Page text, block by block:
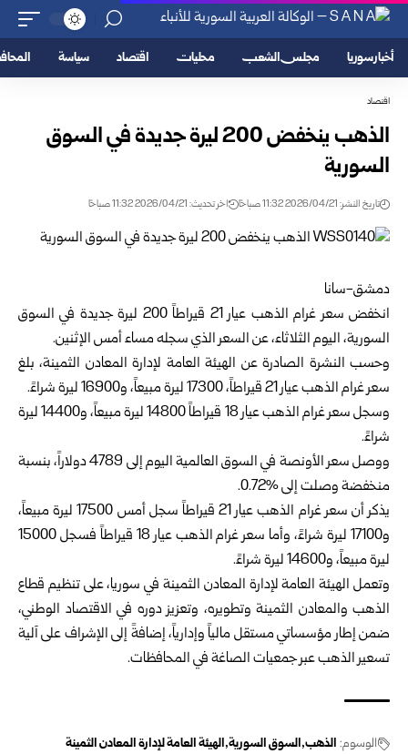
أخبار سوريا مجلس الشعب محليات اقتصاد سياسة
اقتصاد
الذهب ينخفض 200 ليرة جديدة في السوق
السورية
تاريخ النشر: 2026/04/21 11:32 صباحًا اخر تحديث: 2026/04/21 11:32 صباحًا
دمشق-سانا
انخفض سعر غرام الذهب عيار 21 قيراطاً 200 ليرة جديدة في السوق
السورية، اليوم الثلاثاء، عن السعر الذي سجله مساء أمس الإثنين.
وحسب النشرة الصادرة عن الهيئة العامة لإدارة المعادن الثمينة، بلغ
سعر غرام الذهب عيار 21 قيراطاً، 17300 ليرة مبيعاً، و16900 ليرة شراءً.
وسجل سعر غرام الذهب عيار 18 قيراطاً 14800 ليرة مبيعاً، و14400 ليرة
شراءً.
ووصل سعر الأونصة في السوق العالمية اليوم إلى 4789 دولاراً، بنسبة
منخفضة وصلت إلى %0.72.
يذكر أن سعر غرام الذهب عيار 21 قيراطاً سجل أمس 17500 ليرة مبيعاً،
و17100 ليرة شراءً، وأما سعر غرام الذهب عيار 18 قيراطاً فسجل 15000
ليرة مبيعاً، و14600 ليرة شراءً.
وتعمل الهيئة العامة لإدارة المعادن الثمينة في سوريا، على تنظيم قطاع
الذهب والمعادن الثمينة وتطويره، وتعزيز دوره في الاقتصاد الوطني،
ضمن إطار مؤسساتي مستقل مالياً وإدارياً، إضافةً إلى الإشراف على آلية
تسعير الذهب عبر جمعيات الصاغة في المحافظات.
الوسوم: الذهب السوق السورية الهيئة العامة لإدارة المعادن الثمينة